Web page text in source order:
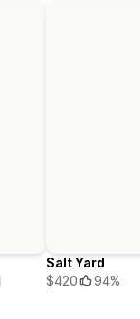
Salt Yard
$420
94%